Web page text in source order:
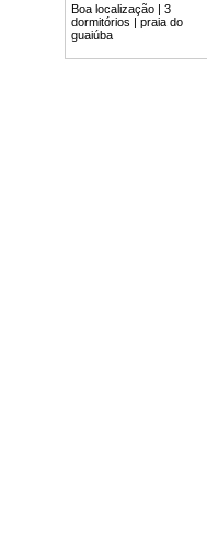
Boa localização | 3
dormitórios | praia do
guaiúba